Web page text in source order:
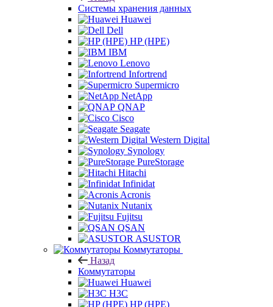
Системы хранения данных
Huawei
Dell
HP (HPE)
IBM
Lenovo
Infortrend
Supermicro
NetApp
QNAP
Cisco
Seagate
Western Digital
Synology
PureStorage
Hitachi
Infinidat
Acronis
Nutanix
Fujitsu
QSAN
ASUSTOR
Коммутаторы
Назад
Коммутаторы
Huawei
H3C
HP (HPE)